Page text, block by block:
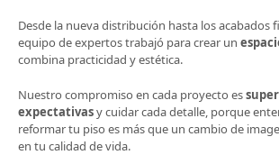
Desde la nueva distribución hasta los acabados
equipo de expertos trabajó para crear un
combina practicidad y estética.
Nuestro compromiso en cada proyecto es
expectativasy cuidar cada detalle, porque
reformar tu piso es más que un cambio de
en tu calidad de vida.